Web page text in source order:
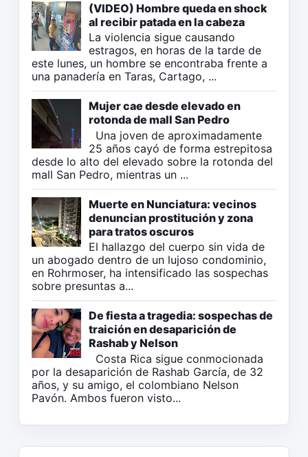
(VIDEO) Hombre queda en shock
al recibir patada en la cabeza
La violencia sigue causando
estragos, en horas de la tarde de
este lunes, un hombre se encontraba frente a
una panadería en Taras, Cartago, ...
Mujer cae desde elevado en
rotonda de mall San Pedro
Una joven de aproximadamente
25 años cayó de forma estrepitosa
desde lo alto del elevado sobre la rotonda del
mall San Pedro, mientras un ...
Muerte en Nunciatura: vecinos
denuncian prostitución y zona
para tratos oscuros
El hallazgo del cuerpo sin vida de
un abogado dentro de un lujoso condominio,
en Rohrmoser, ha intensificado las sospechas
sobre presuntas a...
De fiesta a tragedia: sospechas de
traición en desaparición de
Rashab y Nelson
Costa Rica sigue conmocionada
por la desaparición de Rashab García, de 32
años, y su amigo, el colombiano Nelson
Pavón. Ambos fueron visto...